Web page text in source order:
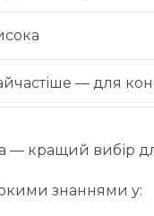
— для
— кращий вибір
знаннями у: